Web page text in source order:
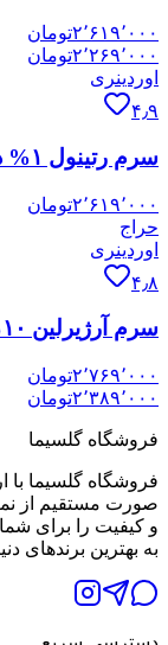
۲٬۶۱۹٬۰۰۰تومان
۲٬۲۶۹٬۰۰۰تومان
اوردینری
۴٫۹
سرم رتینول ۱% در اسکوالان اوردینری
۲٬۶۱۹٬۰۰۰تومان
حراج
اوردینری
۴٫۸
سرم آرژیرلین ۱۰% اوردینری
۲٬۷۶۹٬۰۰۰تومان
۲٬۳۸۹٬۰۰۰تومان
فروشگاه گلسیما
فروشگاه گلسیما با
صورت مستقیم از
و کیفیت را برای
به بهترین برندهای